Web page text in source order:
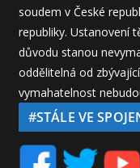
soudem v České
republiky. Ustanovení
důvodu stanou
oddělitelná od
vymahatelnost
#STÁLE VE